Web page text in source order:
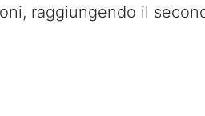
raggiungendo il